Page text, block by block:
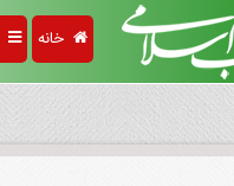
خانه